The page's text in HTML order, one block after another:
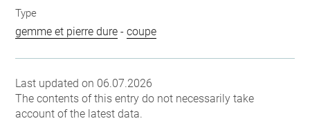
Type
gemme et pierre dure -coupe
Last updated on 06.07.2026
The contents of this entry do not necessarily take
account of the latest data.